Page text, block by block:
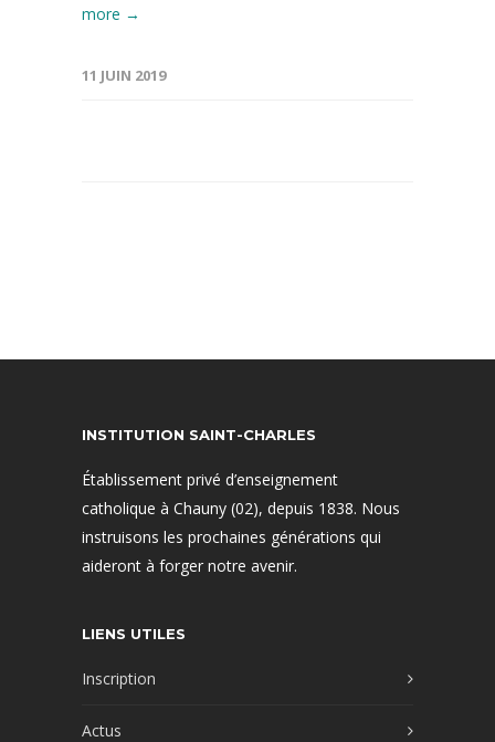
more →
11 JUIN 2019
INSTITUTION SAINT-CHARLES
Établissement privé d’enseignement
catholique à Chauny (02), depuis 1838. Nous
instruisons les prochaines générations qui
aideront à forger notre avenir.
LIENS UTILES
Inscription
Actus